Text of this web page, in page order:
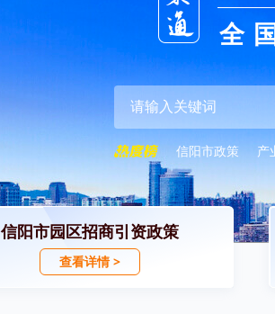
全
信阳市政策 产
信阳市园区招商引资政策
查看详情 >